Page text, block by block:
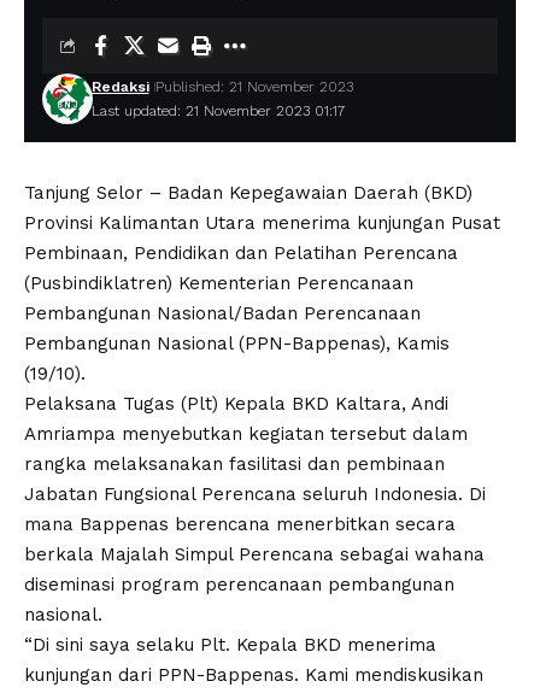
Last updated: 21 November 2023 01:17
Redaksi Published: 21 November 2023
Tanjung Selor – Badan Kepegawaian Daerah (BKD)
Provinsi Kalimantan Utara menerima kunjungan Pusat
Pembinaan, Pendidikan dan Pelatihan Perencana
(Pusbindiklatren) Kementerian Perencanaan
Pembangunan Nasional/Badan Perencanaan
Pembangunan Nasional (PPN-Bappenas), Kamis
(19/10).
Pelaksana Tugas (Plt) Kepala BKD Kaltara, Andi
Amriampa menyebutkan kegiatan tersebut dalam
rangka melaksanakan fasilitasi dan pembinaan
Jabatan Fungsional Perencana seluruh Indonesia. Di
mana Bappenas berencana menerbitkan secara
berkala Majalah Simpul Perencana sebagai wahana
diseminasi program perencanaan pembangunan
nasional.
“Di sini saya selaku Plt. Kepala BKD menerima
kunjungan dari PPN-Bappenas. Kami mendiskusikan